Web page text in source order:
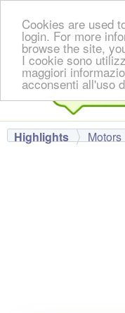
Cookies are used
login. For more
browse the site,
I cookie sono
maggiori
acconsenti all'uso
Highlights Motors